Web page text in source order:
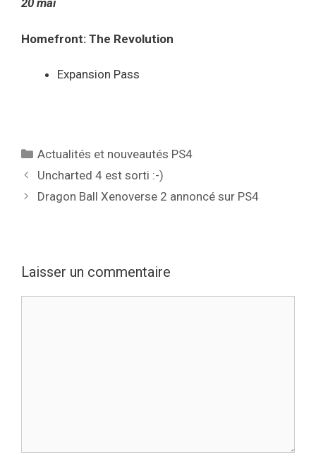
20 mai
Homefront: The Revolution
Expansion Pass
Catégories
Actualités et nouveautés PS4
Uncharted 4 est sorti :-)
Dragon Ball Xenoverse 2 annoncé sur PS4
Laisser un commentaire